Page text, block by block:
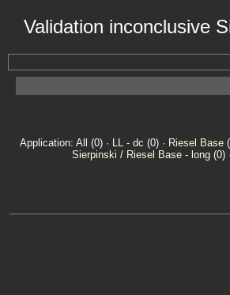
Validation inconclusive
Application: All (0) · LL - dc (0) · Riesel Base
Sierpinski / Riesel Base - long(0) ·